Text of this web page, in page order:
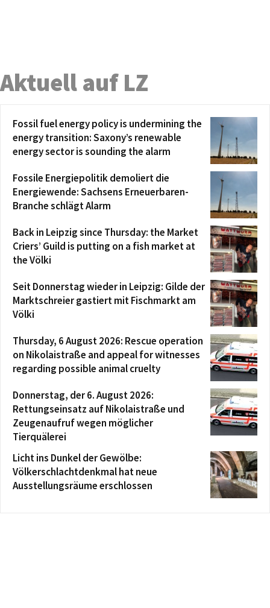
Aktuell auf LZ
Fossil fuel energy policy is undermining the
energy transition: Saxony’s renewable
energy sector is sounding the alarm
Fossile Energiepolitik demoliert die
Energiewende: Sachsens Erneuerbaren-
Branche schlägt Alarm
Back in Leipzig since Thursday: the Market
Criers’ Guild is putting on a fish market at
the Völki
Seit Donnerstag wieder in Leipzig: Gilde der
Marktschreier gastiert mit Fischmarkt am
Völki
Thursday, 6 August 2026: Rescue operation
on Nikolaistraße and appeal for witnesses
regarding possible animal cruelty
Donnerstag, der 6. August 2026:
Rettungseinsatz auf Nikolaistraße und
Zeugenaufruf wegen möglicher
Tierquälerei
Licht ins Dunkel der Gewölbe:
Völkerschlachtdenkmal hat neue
Ausstellungsräume erschlossen